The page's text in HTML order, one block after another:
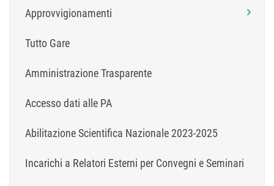
Approvvigionamenti
Tutto Gare
Amministrazione Trasparente
Accesso dati alle PA
Abilitazione Scientifica Nazionale 2023-2025
Incarichi a Relatori Esterni per Convegni e Seminari